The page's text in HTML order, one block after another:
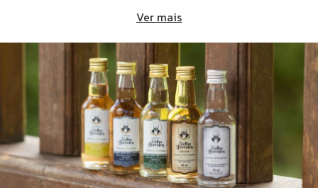
de Jequitibá Rosa e 24 meses em barris de Carvalho
Ver mais